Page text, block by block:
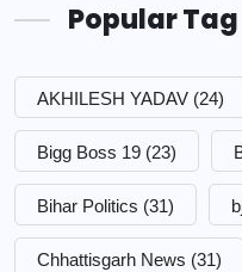
Popular Tag
AKHILESH YADAV (24)
Bigg Boss 19 (23)
Bihar Politics (31)
Chhattisgarh News (31)